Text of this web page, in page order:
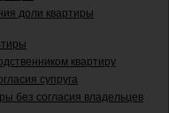
доли квартиры
квартиру
супруга
без согласия владельцев